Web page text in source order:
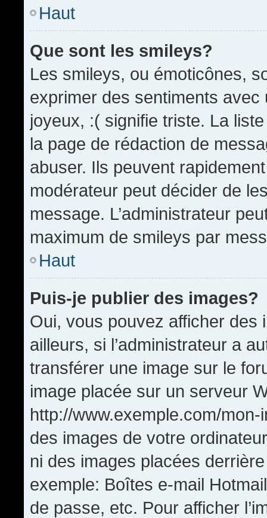
Haut
Que sont les smileys?
Les smileys, ou émoticônes,
exprimer des sentiments
joyeux, :( signifie triste. La
la page de rédaction de
abuser. Ils peuvent
modérateur peut décider de
message. L’administrateur
maximum de smileys par
Haut
Puis-je publier des images?
Oui, vous pouvez afficher
ailleurs, si l’administrateur a
transférer une image sur le
image placée sur un serveur
http://www.exemple.com/
des images de votre
ni des images placées
exemple: Boîtes e-mail
de passe, etc. Pour afficher